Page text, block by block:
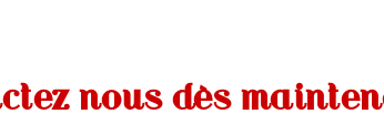
nous dès